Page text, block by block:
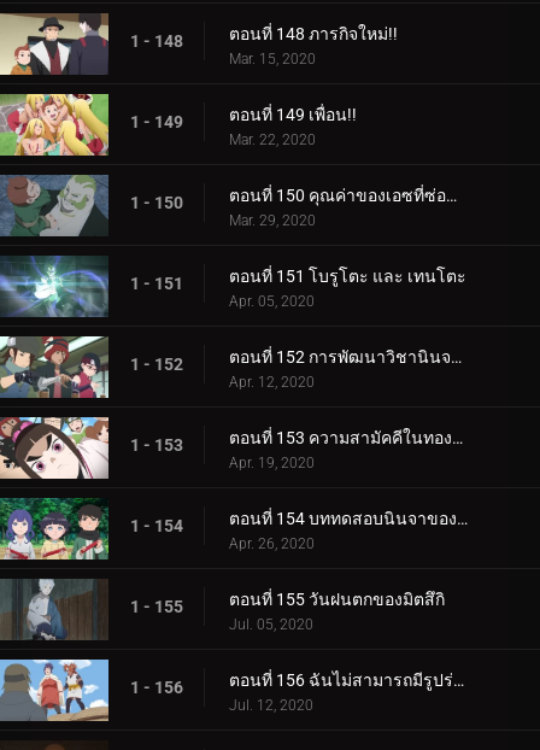
1 - 148 ตอนที่ 148 ภารกิจใหม่!!
Mar. 15, 2020
1 - 149 ตอนที่ 149 เพื่อน!!
Mar. 22, 2020
1 - 150 ตอนที่ 150 คุณค่าของเอซที่ซ่อนอยู่
Mar. 29, 2020
1 - 151 ตอนที่ 151 โบรูโตะ และ เทนโตะ
Apr. 05, 2020
1 - 152 ตอนที่ 152 การพัฒนาวิชานินจาทางการแพทย์
Apr. 12, 2020
1 - 153 ตอนที่ 153 ความสามัคคีในทองคำ
Apr. 19, 2020
1 - 154 ตอนที่ 154 บททดสอบนินจาของฮิมาวาริ!!
Apr. 26, 2020
1 - 155 ตอนที่ 155 วันฝนตกของมิตสึกิ
Jul. 05, 2020
1 - 156 ตอนที่ 156 ฉันไม่สามารถมีรูปร่างผอมเพรียวได้
Jul. 12, 2020